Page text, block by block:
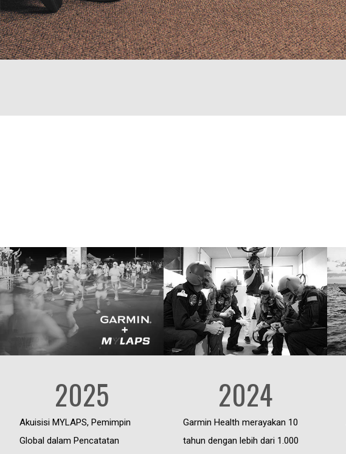
2025
Akuisisi MYLAPS, Pemimpin
Global dalam Pencatatan
2024
Garmin Health merayakan 10
tahun dengan lebih dari 1.000